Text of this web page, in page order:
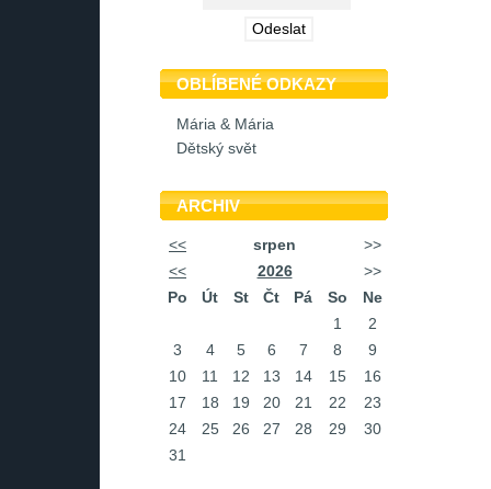
OBLÍBENÉ ODKAZY
Mária & Mária
Dětský svět
ARCHIV
<< srpen
>>
<<
2026
>>
Po
Út St Čt Pá So
Ne
1
2
3
4 5 6 7 8
9
10
11 12 13 14 15
16
17
18 19 20 21 22
23
24
25 26 27 28 29
30
31